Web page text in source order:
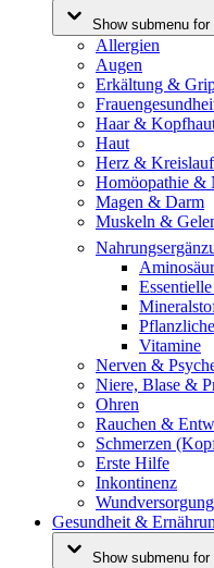
Show submenu
Allergien
Augen
Erkältung &
Haar &
Haut
Herz & Kreislauf
Homöopathie &
Magen & Darm
Muskeln &
Vitamine
Nerven &
Niere, Blase &
Ohren
Rauchen &
Schmerzen
Erste Hilfe
Inkontinenz
Wundversorgung
Gesundheit &
Show submenu